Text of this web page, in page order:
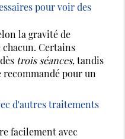
pour voir des
la gravité de
Certains
trois séances, tandis
pour un
d'autres traitements
facilement avec